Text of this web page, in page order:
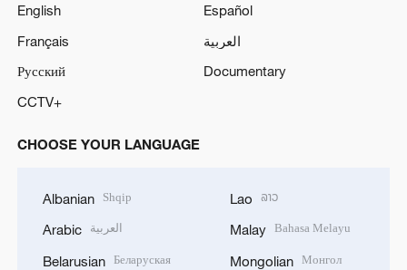
English
Español
Français
العربية
Русский
Documentary
CCTV+
CHOOSE YOUR LANGUAGE
Albanian Shqip
Arabic العربية
Belarusian Беларуская
Lao ລາວ
Malay Bahasa Melayu
Mongolian Монгол